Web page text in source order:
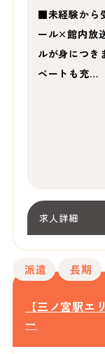
■未経験から
ール×館内放
ルが身につ
ベートも充…
求人詳細
派遣 長期
【三ノ宮駅エ
ー